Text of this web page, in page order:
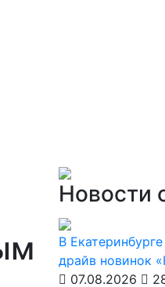
Новости
В
драйв новинок
07.08.2026